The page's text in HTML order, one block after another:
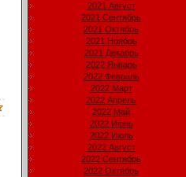
2021 Август
2021 Сентябрь
2021 Октябрь
2021 Ноябрь
2021 Декабрь
2022 Январь
2022 Февраль
2022 Март
2022 Апрель
2022 Май
2022 Июнь
2022 Июль
2022 Август
2022 Сентябрь
2022 Октябрь